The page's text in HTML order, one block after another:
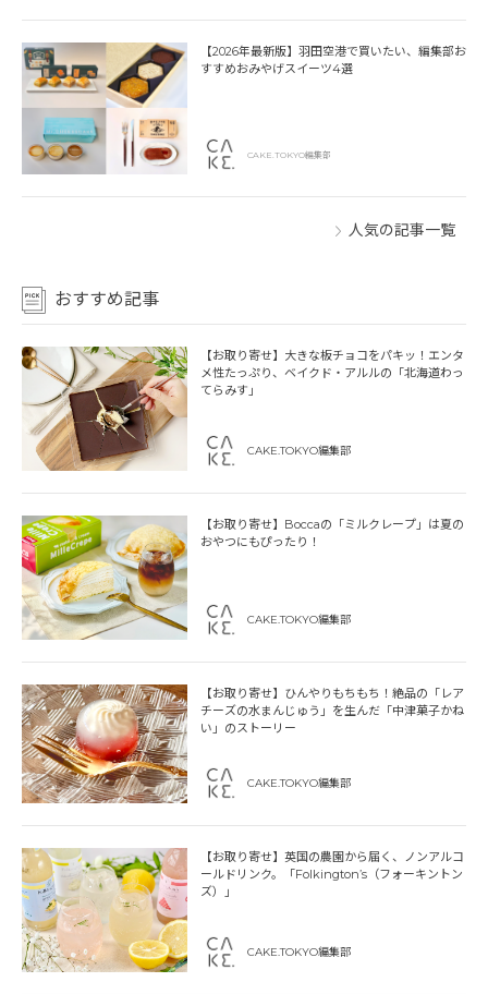
【2026年最新版】羽田空港で買いたい、編集部お
すすめおみやげスイーツ4選
CAKE.TOKYO編集部
人気の記事一覧
おすすめ記事
【お取り寄せ】大きな板チョコをパキッ！エンタ
メ性たっぷり、ベイクド・アルルの「北海道わっ
てらみす」
CAKE.TOKYO編集部
【お取り寄せ】Boccaの「ミルクレープ」は夏の
おやつにもぴったり！
CAKE.TOKYO編集部
【お取り寄せ】ひんやりもちもち！絶品の「レア
チーズの水まんじゅう」を生んだ「中津菓子かね
い」のストーリー
CAKE.TOKYO編集部
【お取り寄せ】英国の農園から届く、ノンアルコ
ールドリンク。「Folkington’s（フォーキントン
ズ）」
CAKE.TOKYO編集部